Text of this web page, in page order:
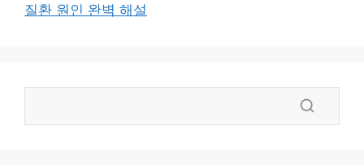
질환 원인 완벽 해설